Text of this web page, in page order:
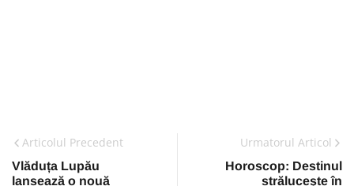
Articolul Precedent
Vlăduța Lupău
lansează o nouă
Urmatorul Articol
Horoscop: Destinul
strălucește în